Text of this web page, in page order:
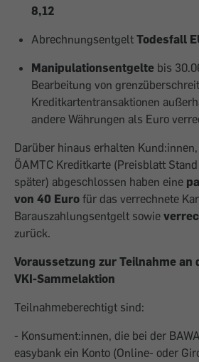
8,12
Abrechnungsentgelt Todesfall
Manipulationsentgelte bis
Bearbeitung von
Kreditkartentransaktionen
andere Währungen als Euro
Darüber hinaus erhalten
ÖAMTC Kreditkarte (Preisblatt
später) abgeschlossen haben eine
von 40 Euro für das verrechnete
Barauszahlungsentgelt sowie
zurück.
Voraussetzung zur Teilnahme an
VKI-Sammelaktion
Teilnahmeberechtigt sind:
- Konsument:innen, die bei der
easybank ein Konto (Online- oder